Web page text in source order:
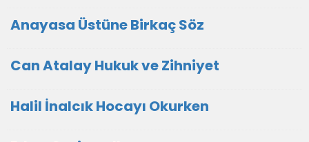
Anayasa Üstüne Birkaç Söz
Can Atalay Hukuk ve Zihniyet
Halil İnalcık Hocayı Okurken